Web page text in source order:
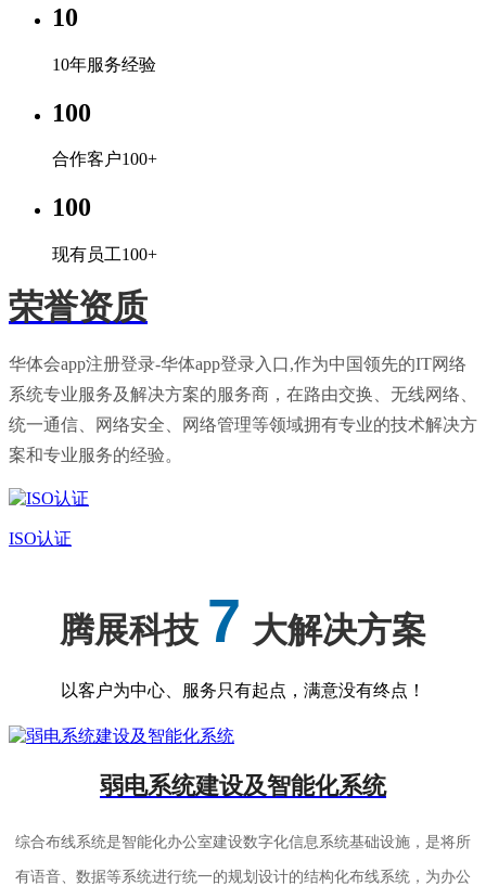
10
10年服务经验
100
合作客户100+
100
现有员工100+
荣誉资质
华体会app注册登录-华体app登录入口,作为中国领先的IT网络
系统专业服务及解决方案的服务商，在路由交换、无线网络、
统一通信、网络安全、网络管理等领域拥有专业的技术解决方
案和专业服务的经验。
ISO认证
腾展科技 7 大解决方案
以客户为中心、服务只有起点，满意没有终点！
弱电系统建设及智能化系统
综合布线系统是智能化办公室建设数字化信息系统基础设施，是将所
有语音、数据等系统进行统一的规划设计的结构化布线系统，为办公